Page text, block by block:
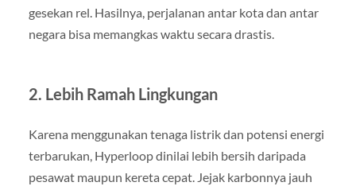
gesekan rel. Hasilnya, perjalanan antar kota dan antar
negara bisa memangkas waktu secara drastis.
2. Lebih Ramah Lingkungan
Karena menggunakan tenaga listrik dan potensi energi
terbarukan, Hyperloop dinilai lebih bersih daripada
pesawat maupun kereta cepat. Jejak karbonnya jauh